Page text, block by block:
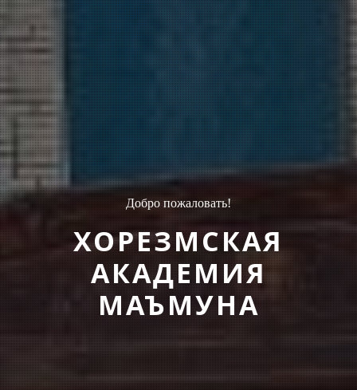
Добро пожаловать!
ХОРЕЗМСКАЯ
АКАДЕМИЯ
МАЪМУНА